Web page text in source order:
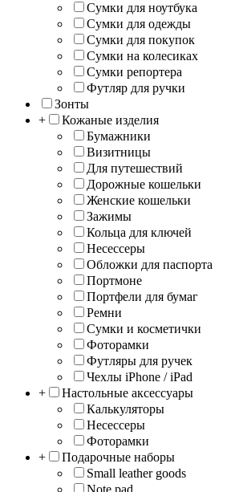
Сумки для ноутбука
Сумки для одежды
Сумки для покупок
Сумки на колесиках
Сумки репортера
Футляр для ручки
Зонты
+
Кожаные изделия
Бумажники
Визитницы
Для путешествий
Дорожные кошельки
Женские кошельки
Зажимы
Кольца для ключей
Несессеры
Обложки для паспорта
Портмоне
Портфели для бумаг
Ремни
Сумки и косметички
Фоторамки
Футляры для ручек
Чехлы iPhone / iPad
+
Настольные аксессуары
Калькуляторы
Несессеры
Фоторамки
+
Подарочные наборы
Small leather goods